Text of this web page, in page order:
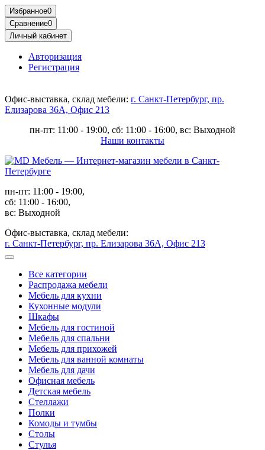
Избранное0
Сравнение0
Личный кабинет
Авторизация
Регистрация
Офис-выставка, склад мебели: г. Санкт-Петербург, пр.
Елизарова 36А, Офис 213
пн-пт: 11:00 - 19:00, сб: 11:00 - 16:00, вс: Выходной
Наши контакты
пн-пт: 11:00 - 19:00,
сб: 11:00 - 16:00,
вс: Выходной
Офис-выставка, склад мебели:
г. Санкт-Петербург, пр. Елизарова 36А, Офис 213
Все категории
Распродажа мебели
Мебель для кухни
Кухонные модули
Шкафы
Мебель для гостиной
Мебель для спальни
Мебель для прихожей
Мебель для ванной комнаты
Мебель для дачи
Офисная мебель
Детская мебель
Стеллажи
Полки
Комоды и тумбы
Столы
Стулья